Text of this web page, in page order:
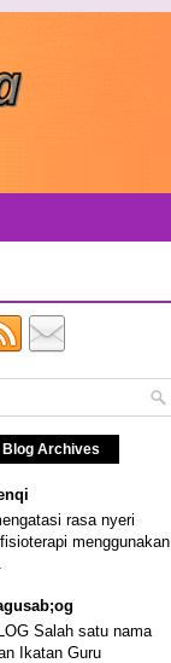
Blog Archives
rasa nyeri
menggunakan
Salah satu nama
Ikatan Guru